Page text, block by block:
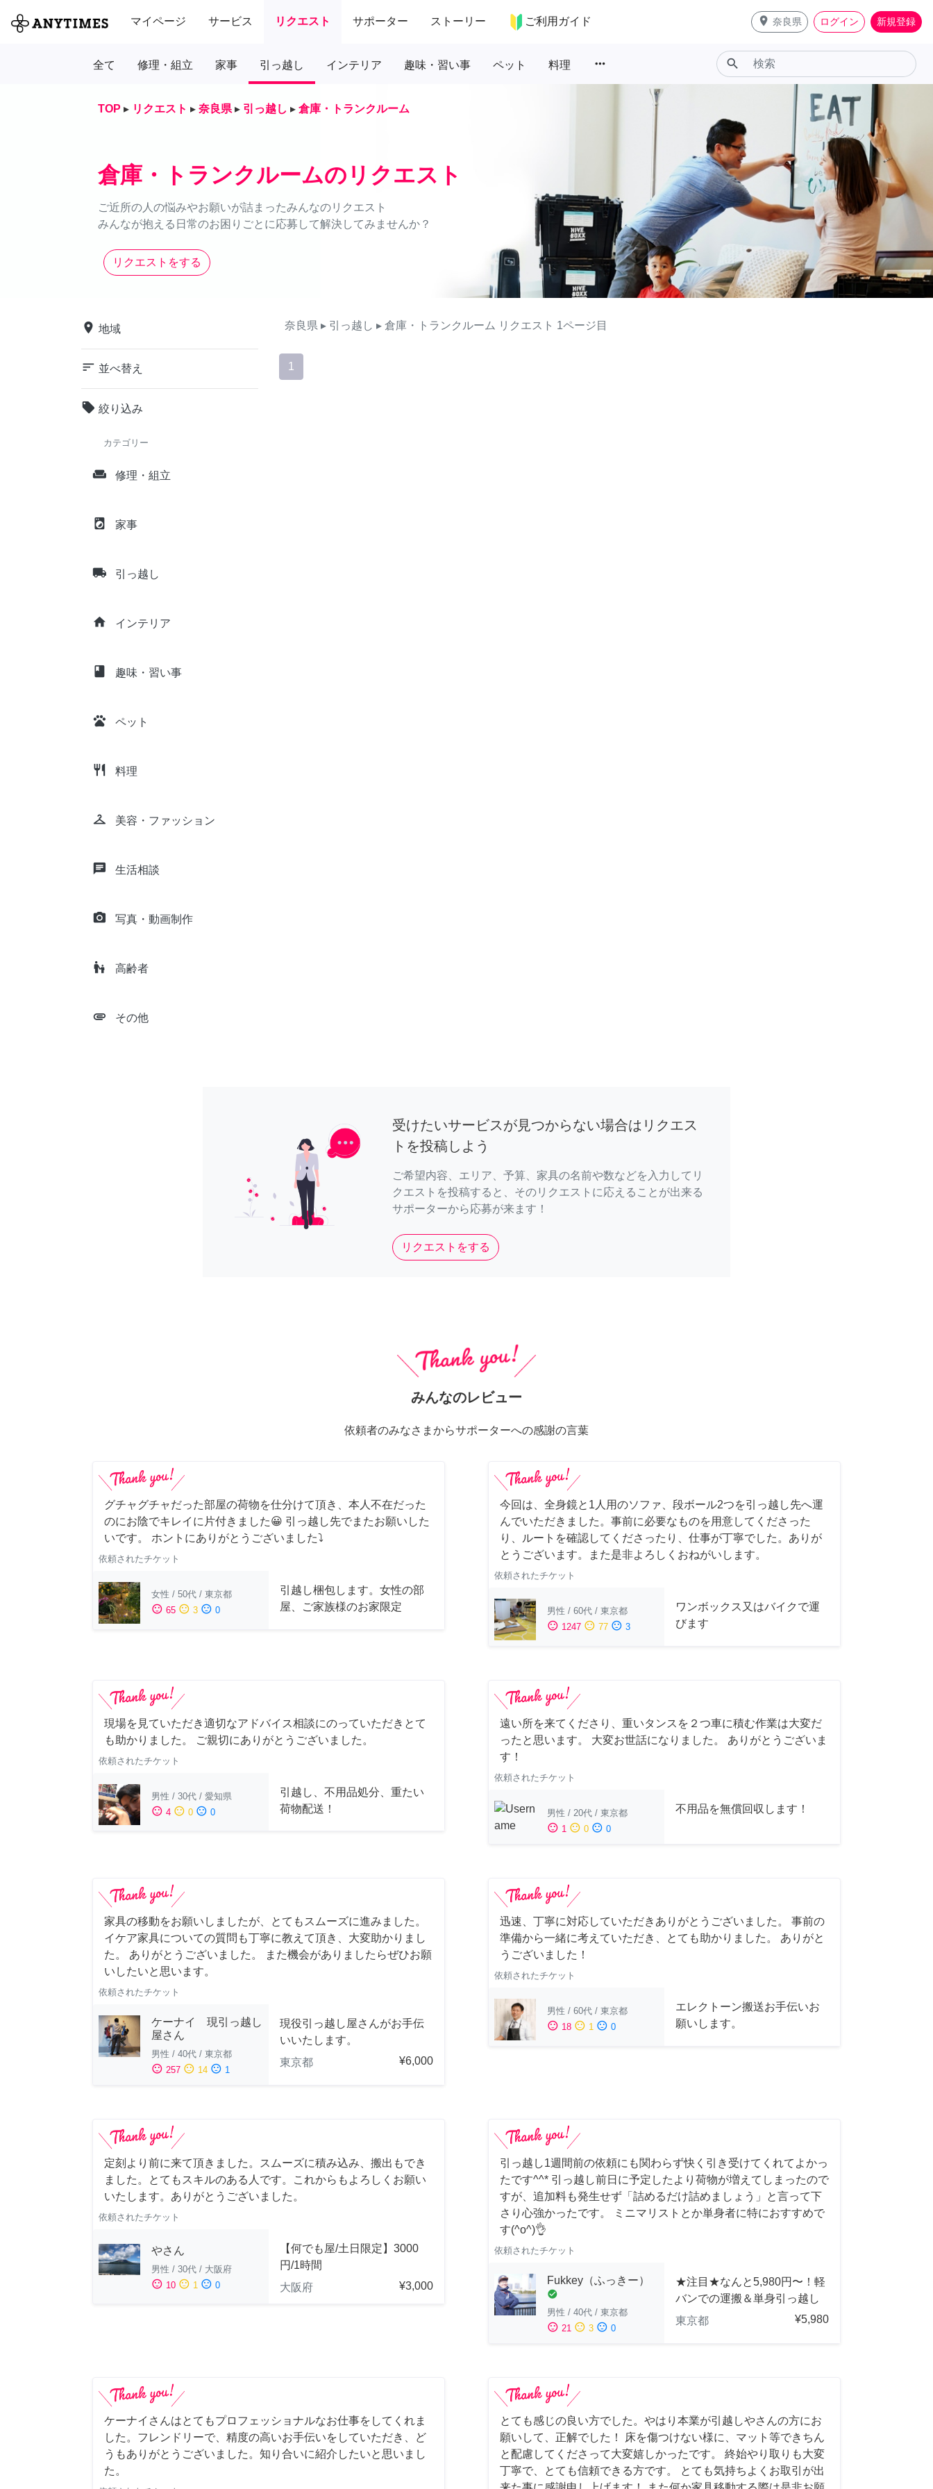
マイページ サービス リクエスト サポーター ストーリー ご利用ガイド place 奈良県 ログイン 新規登録
全て 修理・組立 家事 引っ越し インテリア 趣味・習い事 ペット 料理 more_horiz search
TOP ▸ リクエスト ▸ 奈良県 ▸ 引っ越し ▸ 倉庫・トランクルーム
倉庫・トランクルームのリクエスト
ご近所の人の悩みやお願いが詰まったみんなのリクエスト
みんなが抱える日常のお困りごとに応募して解決してみませんか？
リクエストをする
place 地域
sort 並べ替え
local_offer 絞り込み
カテゴリー
weekend 修理・組立
local_laundry_service 家事
local_shipping 引っ越し
home インテリア
class 趣味・習い事
pets ペット
restaurant 料理
checkroom 美容・ファッション
chat 生活相談
camera_alt 写真・動画制作
escalator_warning 高齢者
attachment その他
奈良県 ▸ 引っ越し ▸ 倉庫・トランクルーム リクエスト 1ページ目
1
受けたいサービスが見つからない場合はリクエス
トを投稿しよう
ご希望内容、エリア、予算、家具の名前や数などを入力してリ
クエストを投稿すると、そのリクエストに応えることが出来る
サポーターから応募が来ます！
リクエストをする
みんなのレビュー
依頼者のみなさまからサポーターへの感謝の言葉
グチャグチャだった部屋の荷物を仕分けて頂き、本人不在だった
のにお陰でキレイに片付きました😀 引っ越し先でまたお願いした
いです。 ホントにありがとうございました⤵
依頼されたチケット
女性 / 50代 / 東京都
sentiment_satisfied 65 sentiment_neutral 3 sentiment_dissatisfied 0
引越し梱包します。女性の部
屋、ご家族様のお家限定
今回は、全身鏡と1人用のソファ、段ボール2つを引っ越し先へ運
んでいただきました。事前に必要なものを用意してくださった
り、ルートを確認してくださったり、仕事が丁寧でした。ありが
とうございます。また是非よろしくおねがいします。
依頼されたチケット
男性 / 60代 / 東京都
sentiment_satisfied 1247 sentiment_neutral 77 sentiment_dissatisfied 3
ワンボックス又はバイクで運
びます
現場を見ていただき適切なアドバイス相談にのっていただきとて
も助かりました。 ご親切にありがとうございました。
依頼されたチケット
男性 / 30代 / 愛知県
sentiment_satisfied 4 sentiment_neutral 0 sentiment_dissatisfied 0
引越し、不用品処分、重たい
荷物配送！
遠い所を来てくださり、重いタンスを２つ車に積む作業は大変だ
ったと思います。 大変お世話になりました。 ありがとうございま
す！
依頼されたチケット
男性 / 20代 / 東京都
sentiment_satisfied 1 sentiment_neutral 0 sentiment_dissatisfied 0
不用品を無償回収します！
家具の移動をお願いしましたが、とてもスムーズに進みました。
イケア家具についての質問も丁寧に教えて頂き、大変助かりまし
た。 ありがとうございました。 また機会がありましたらぜひお願
いしたいと思います。
依頼されたチケット
ケーナイ 現引っ越し
屋さん
男性 / 40代 / 東京都
sentiment_satisfied 257 sentiment_neutral 14 sentiment_dissatisfied 1
現役引っ越し屋さんがお手伝
いいたします。
東京都
¥6,000
迅速、丁寧に対応していただきありがとうございました。 事前の
準備から一緒に考えていただき、とても助かりました。 ありがと
うございました！
依頼されたチケット
男性 / 60代 / 東京都
sentiment_satisfied 18 sentiment_neutral 1 sentiment_dissatisfied 0
エレクトーン搬送お手伝いお
願いします。
定刻より前に来て頂きました。スムーズに積み込み、搬出もでき
ました。とてもスキルのある人です。これからもよろしくお願い
いたします。ありがとうございました。
依頼されたチケット
やさん
男性 / 30代 / 大阪府
sentiment_satisfied 10 sentiment_neutral 1 sentiment_dissatisfied 0
【何でも屋/土日限定】3000
円/1時間
大阪府
¥3,000
引っ越し1週間前の依頼にも関わらず快く引き受けてくれてよかっ
たです^^* 引っ越し前日に予定したより荷物が増えてしまったので
すが、追加料も発生せず「詰めるだけ詰めましょう」と言って下
さり心強かったです。 ミニマリストとか単身者に特におすすめで
す(^o^)👌
依頼されたチケット
Fukkey（ふっきー）
check_circle
男性 / 40代 / 東京都
sentiment_satisfied 21 sentiment_neutral 3 sentiment_dissatisfied 0
★注目★なんと5,980円〜！軽
バンでの運搬＆単身引っ越し
東京都
¥5,980
ケーナイさんはとてもプロフェッショナルなお仕事をしてくれま
した。フレンドリーで、精度の高いお手伝いをしていただき、ど
うもありがとうございました。知り合いに紹介したいと思いまし
た。
とても感じの良い方でした。やはり本業が引越しやさんの方にお
願いして、正解でした！ 床を傷つけない様に、マット等できちん
と配慮してくださって大変嬉しかったです。 終始やり取りも大変
丁寧で、とても信頼できる方です。 とても気持ちよくお取引が出